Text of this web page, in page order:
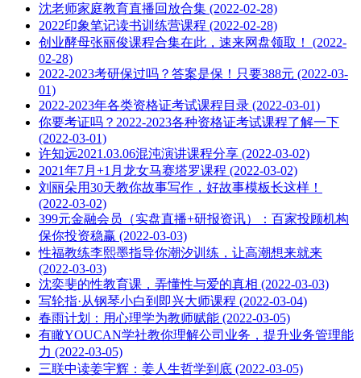
沈老师家庭教育直播回放合集 (2022-02-28)
2022印象笔记读书训练营课程 (2022-02-28)
创业酵母张丽俊课程合集在此，速来网盘领取！ (2022-
02-28)
2022-2023考研保过吗？答案是保！只要388元 (2022-03-
01)
2022-2023年各类资格证考试课程目录 (2022-03-01)
你要考证吗？2022-2023各种资格证考试课程了解一下
(2022-03-01)
许知远2021.03.06混沌演讲课程分享 (2022-03-02)
2021年7月+1月龙女马赛塔罗课程 (2022-03-02)
刘丽朵用30天教你故事写作，好故事模板长这样！
(2022-03-02)
399元金融会员（实盘直播+研报资讯）：百家投顾机构
保你投资稳赢 (2022-03-03)
性福教练李熙墨指导你潮汐训练，让高潮想来就来
(2022-03-03)
沈奕斐的性教育课，弄懂性与爱的真相 (2022-03-03)
写轮指·从钢琴小白到即兴大师课程 (2022-03-04)
春雨计划：用心理学为教师赋能 (2022-03-05)
有瞰YOUCAN学社教你理解公司业务，提升业务管理能
力 (2022-03-05)
三联中读姜宇辉：姜人生哲学到底 (2022-03-05)